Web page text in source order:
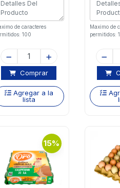
de caracteres
100
Comprar
Agregar a la
lista
Maximo de
permitidos:
15%